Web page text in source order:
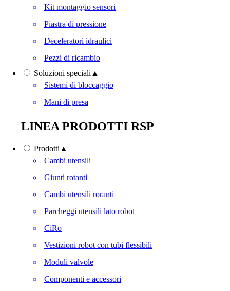
Kit montaggio sensori
Piastra di pressione
Deceleratori idraulici
Pezzi di ricambio
Soluzioni speciali ▲
Sistemi di bloccaggio
Mani di presa
LINEA PRODOTTI RSP
Prodotti▲
Cambi utensili
Giunti rotanti
Cambi utensili roranti
Parcheggi utensili lato robot
CiRo
Vestizioni robot con tubi flessibili
Moduli valvole
Componenti e accessori